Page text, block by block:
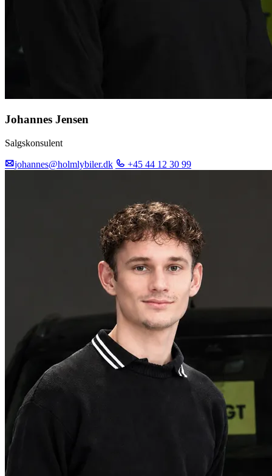
Johannes Jensen
Salgskonsulent
johannes@holmlybiler.dk +45 44 12 30 99